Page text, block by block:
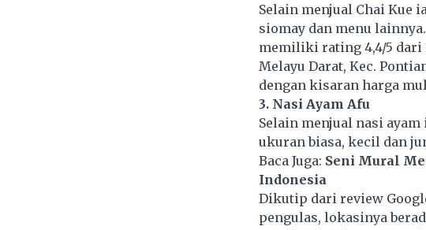
Selain menjual Chai Kue
siomay dan menu
memiliki rating 4,4/5 dari
Melayu Darat, Kec.
dengan kisaran harga
3. Nasi Ayam Afu
Selain menjual nasi
ukuran biasa, kecil dan
Baca Juga: Seni Mural
Indonesia
Dikutip dari review
pengulas, lokasinya